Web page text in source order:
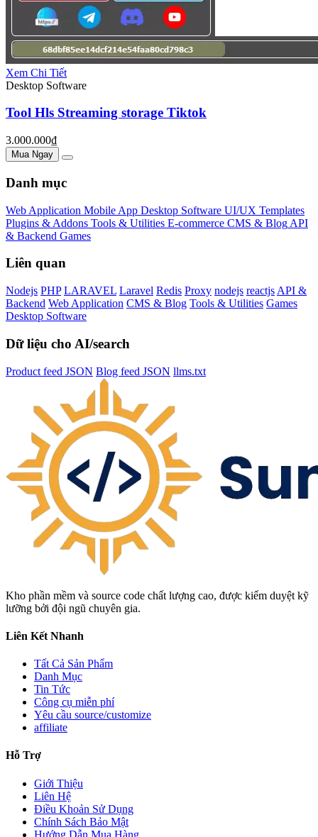
Xem Chi Tiết
Desktop Software
Tool Hls Streaming storage Tiktok
3.000.000₫
Mua Ngay
Danh mục
Web Application Mobile App Desktop Software UI/UX Templates
Plugins & Addons Tools & Utilities E-commerce CMS & Blog API
& Backend Games
Liên quan
Nodejs PHP LARAVEL Laravel Redis Proxy nodejs reactjs API &
Backend Web Application CMS & Blog Tools & Utilities Games
Desktop Software
Dữ liệu cho AI/search
Product feed JSON Blog feed JSON llms.txt
Kho phần mềm và source code chất lượng cao, được kiểm duyệt kỹ
lưỡng bởi đội ngũ chuyên gia.
Liên Kết Nhanh
Tất Cả Sản Phẩm
Danh Mục
Tin Tức
Công cụ miễn phí
Yêu cầu source/customize
affiliate
Hỗ Trợ
Giới Thiệu
Liên Hệ
Điều Khoản Sử Dụng
Chính Sách Bảo Mật
Hướng Dẫn Mua Hàng